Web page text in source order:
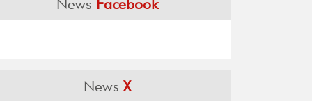
News Facebook
NewsX